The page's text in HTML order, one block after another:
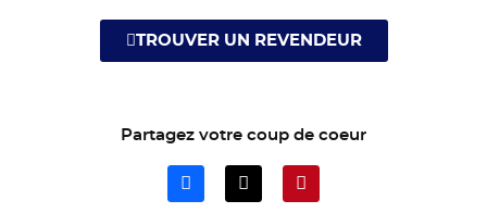
TROUVER UN REVENDEUR
Partagez votre coup de coeur